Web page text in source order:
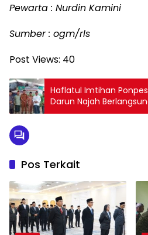
Pewarta : Nurdin Kamini
Sumber : ogm/rls
Post Views: 40
Haflatul Imtihan
Darun Najah
Sinergi Ulama dan
Pos Terkait